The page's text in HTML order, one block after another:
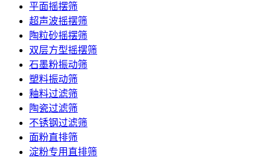
平面摇摆筛
超声波摇摆筛
陶粒砂摇摆筛
双层方型摇摆筛
石墨粉振动筛
塑料振动筛
釉料过滤筛
陶瓷过滤筛
不锈钢过滤筛
面粉直排筛
淀粉专用直排筛